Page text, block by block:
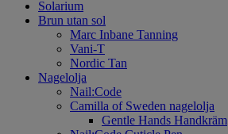
Solarium
Brun utan sol
Marc Inbane Tanning
Vani-T
Nordic Tan
Nagelolja
Nail:Code
Camilla of Sweden nagelolja
Gentle Hands Handkräm